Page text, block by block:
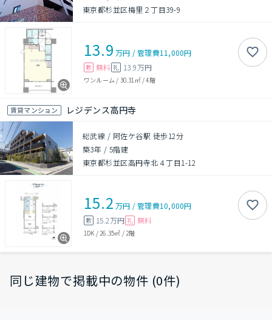
東京都杉並区梅里２丁目39-9
13.9 万円 /管理費11,000円
敷 無料 礼 13.9万円
ワンルーム / 30.31㎡/4階
賃貸マンション レジデンス高円寺
総武線 / 阿佐ケ谷駅 徒歩12分
築3年 / 5階建
東京都杉並区高円寺北４丁目1-12
15.2 万円 /管理費10,000円
敷 15.2万円 礼 無料
1DK / 26.35㎡ / 2階
同じ建物で掲載中の物件 (0件)